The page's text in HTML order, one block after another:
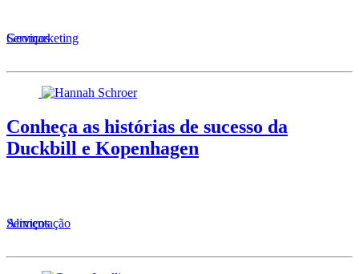
Serviços
Geomarketing
Conheça as histórias de sucesso da
Duckbill e Kopenhagen
Alimentação
Serviços